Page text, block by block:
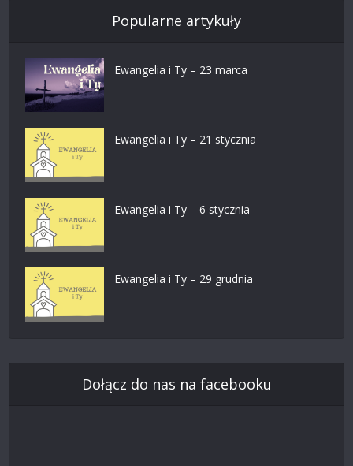
Popularne artykuły
Ewangelia i Ty – 23 marca
Ewangelia i Ty – 21 stycznia
Ewangelia i Ty – 6 stycznia
Ewangelia i Ty – 29 grudnia
Dołącz do nas na facebooku